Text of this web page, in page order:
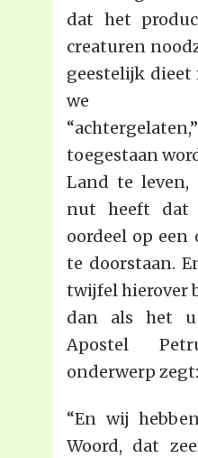
dat het
creaturen
geestelijk dieet
we
toegestaan
Land te
nut heeft dat
oordeel op een
te doorstaan.
twijfel hierover
dan als het
Apostel
onderwerp zegt:
“En wij
Woord, dat